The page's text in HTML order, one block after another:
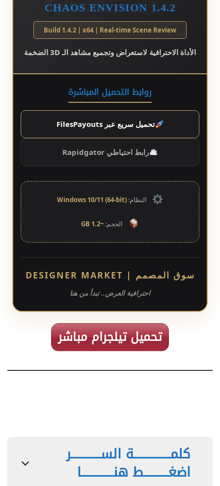
CHAOS ENVISION 1.4.2
Build 1.4.2 | x64 | Real-time Scene Review
الأداة الاحترافية لاستعراض وتجميع مشاهد الـ 3D الضخمة
روابط التحميل المباشرة
تحميل سريع عبر FilesPayouts
رابط احتياطي Rapidgator
النظام: Windows 10/11 (64-bit)
الحجم: ~1.2 GB
سوق المصمم | DESIGNER MARKET
احترافية العرض.. تبدأ من هنا
تحميل تيلجرام مباشر
كلمـــــــــــــــة الســــــــــــر
اضغــــــــــط هنـــــــــــــا